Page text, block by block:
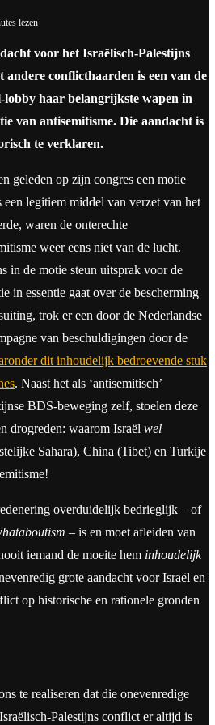
lezen
voor het Israëlisch-Palestijns
conflicthaarden is een van de
lobby haar belangrijkste wapen in
van antisemitisme. Die aandacht is
te verklaren.
geleden op zijn congres een motie
legitiem middel van verzet van het
waren de onterechte
weer eens niet van de lucht.
in de motie steun uitsprak voor de
in essentie gaat over de bescherming
trok er een door de Nederlandse
van beschuldigingen door de
dit inhoudelijk bedroevende stuk
. Naast het als ‘antisemitisch’
BDS-beweging zelf, stoelen deze
drogreden: waarom Israël wel
Sahara), China (Tibet) en Turkije
overduidelijk bedrieglijk – of
– is en moet afleiden van
iemand de moeite hem inhoudelijk
grote aandacht voor Israël en
op historische en rationele gronden
te realiseren dat die onevenredige
Palestijns conflict er altijd is